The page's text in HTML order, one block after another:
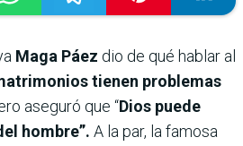
Maga Páez dio de qué hablar al
tienen problemas
aseguró que “Dios puede
hombre”. A la par, la famosa